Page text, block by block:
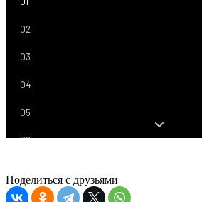
02
03
04
05
06
08
Поделиться с друзьями